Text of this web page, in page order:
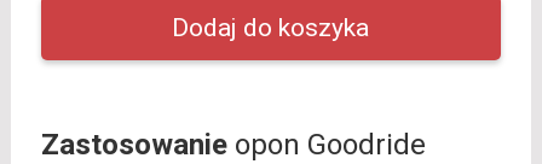
Zastosowanieopon Goodride